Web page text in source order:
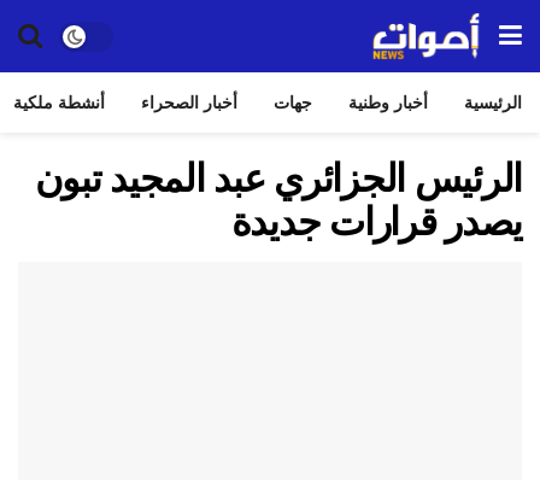
الرئيسية أخبار وطنية جهات أخبار الصحراء أنشطة ملكية
الرئيس الجزائري عبد المجيد تبون
يصدر قرارات جديدة